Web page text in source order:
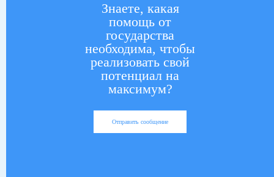
Знаете, какая
помощь от
государства
необходима, чтобы
реализовать свой
потенциал на
максимум?
Отправить сообщение